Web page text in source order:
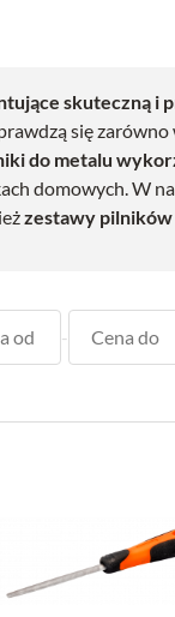
skuteczną i
się
do metalu
domowych. W
zestawy
-